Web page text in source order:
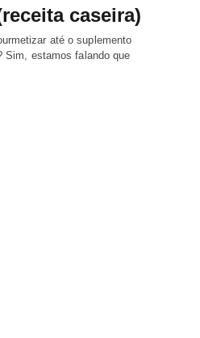
caseira)
até o suplemento
Sim, estamos falando que